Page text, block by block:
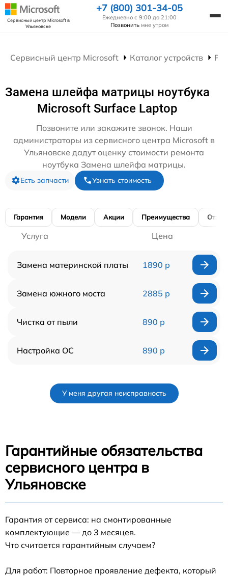
Сервисный центр Microsoftв
Ульяновске
+7 (800) 301-34-05
Ежедневно с 9:00 до 21:00
Позвонить мне утром
Сервисный центр Microsoft Каталог устройств
Замена шлейфа матрицы ноутбука
Microsoft Surface Laptop
Позвоните или закажите звонок. Наши
администраторы из сервисного центра Microsoft в
Ульяновске дадут оценку стоимости ремонта
ноутбука Замена шлейфа матрицы.
Есть запчасти Узнать стоимость
Гарантия Модели Акции Преимущества
Услуга Цена
Замена материнской платы 1890 р
Замена южного моста 2885 р
Чистка от пыли 890 р
Настройка ОС 890 р
У меня другая неисправность
Гарантийные обязательства
сервисного центра в
Ульяновске
Гарантия от сервиса: на смонтированные
комплектующие — до 3 месяцев.
Что считается гарантийным случаем?
Для работ: Повторное проявление дефекта, который